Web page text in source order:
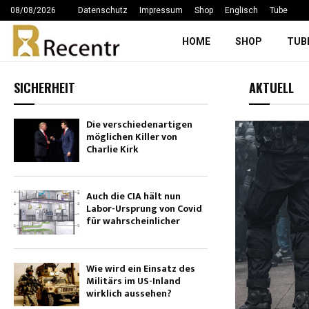
08/08/2026 Datenschutz Impressum Shop Englisch Tube
HOME SHOP
SICHERHEIT
Die verschiedenartigen
möglichen Killer von
Charlie Kirk
Auch die CIA hält nun
Labor-Ursprung von Covid
für wahrscheinlicher
Wie wird ein Einsatz des
Militärs im US-Inland
wirklich aussehen?
AKTUELL
0